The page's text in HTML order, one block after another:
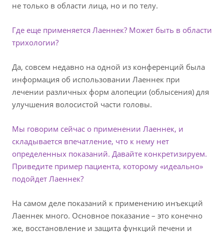
не только в области лица, но и по телу.
Где еще применяется Лаеннек? Может быть в области
трихологии?
Да, совсем недавно на одной из конференций была
информация об использовании Лаеннек при
лечении различных форм алопеции (облысения) для
улучшения волосистой части головы.
Мы говорим сейчас о применении Лаеннек, и
складывается впечатление, что к нему нет
определенных показаний. Давайте конкретизируем.
Приведите пример пациента, которому «идеально»
подойдет Лаеннек?
На самом деле показаний к применению инъекций
Лаеннек много. Основное показание – это конечно
же, восстановление и защита функций печени и